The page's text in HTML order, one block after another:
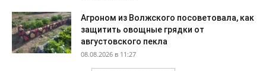
Агроном из Волжского посоветовала, как
защитить овощные грядки от
августовского пекла
08.08.2026 в 11:27